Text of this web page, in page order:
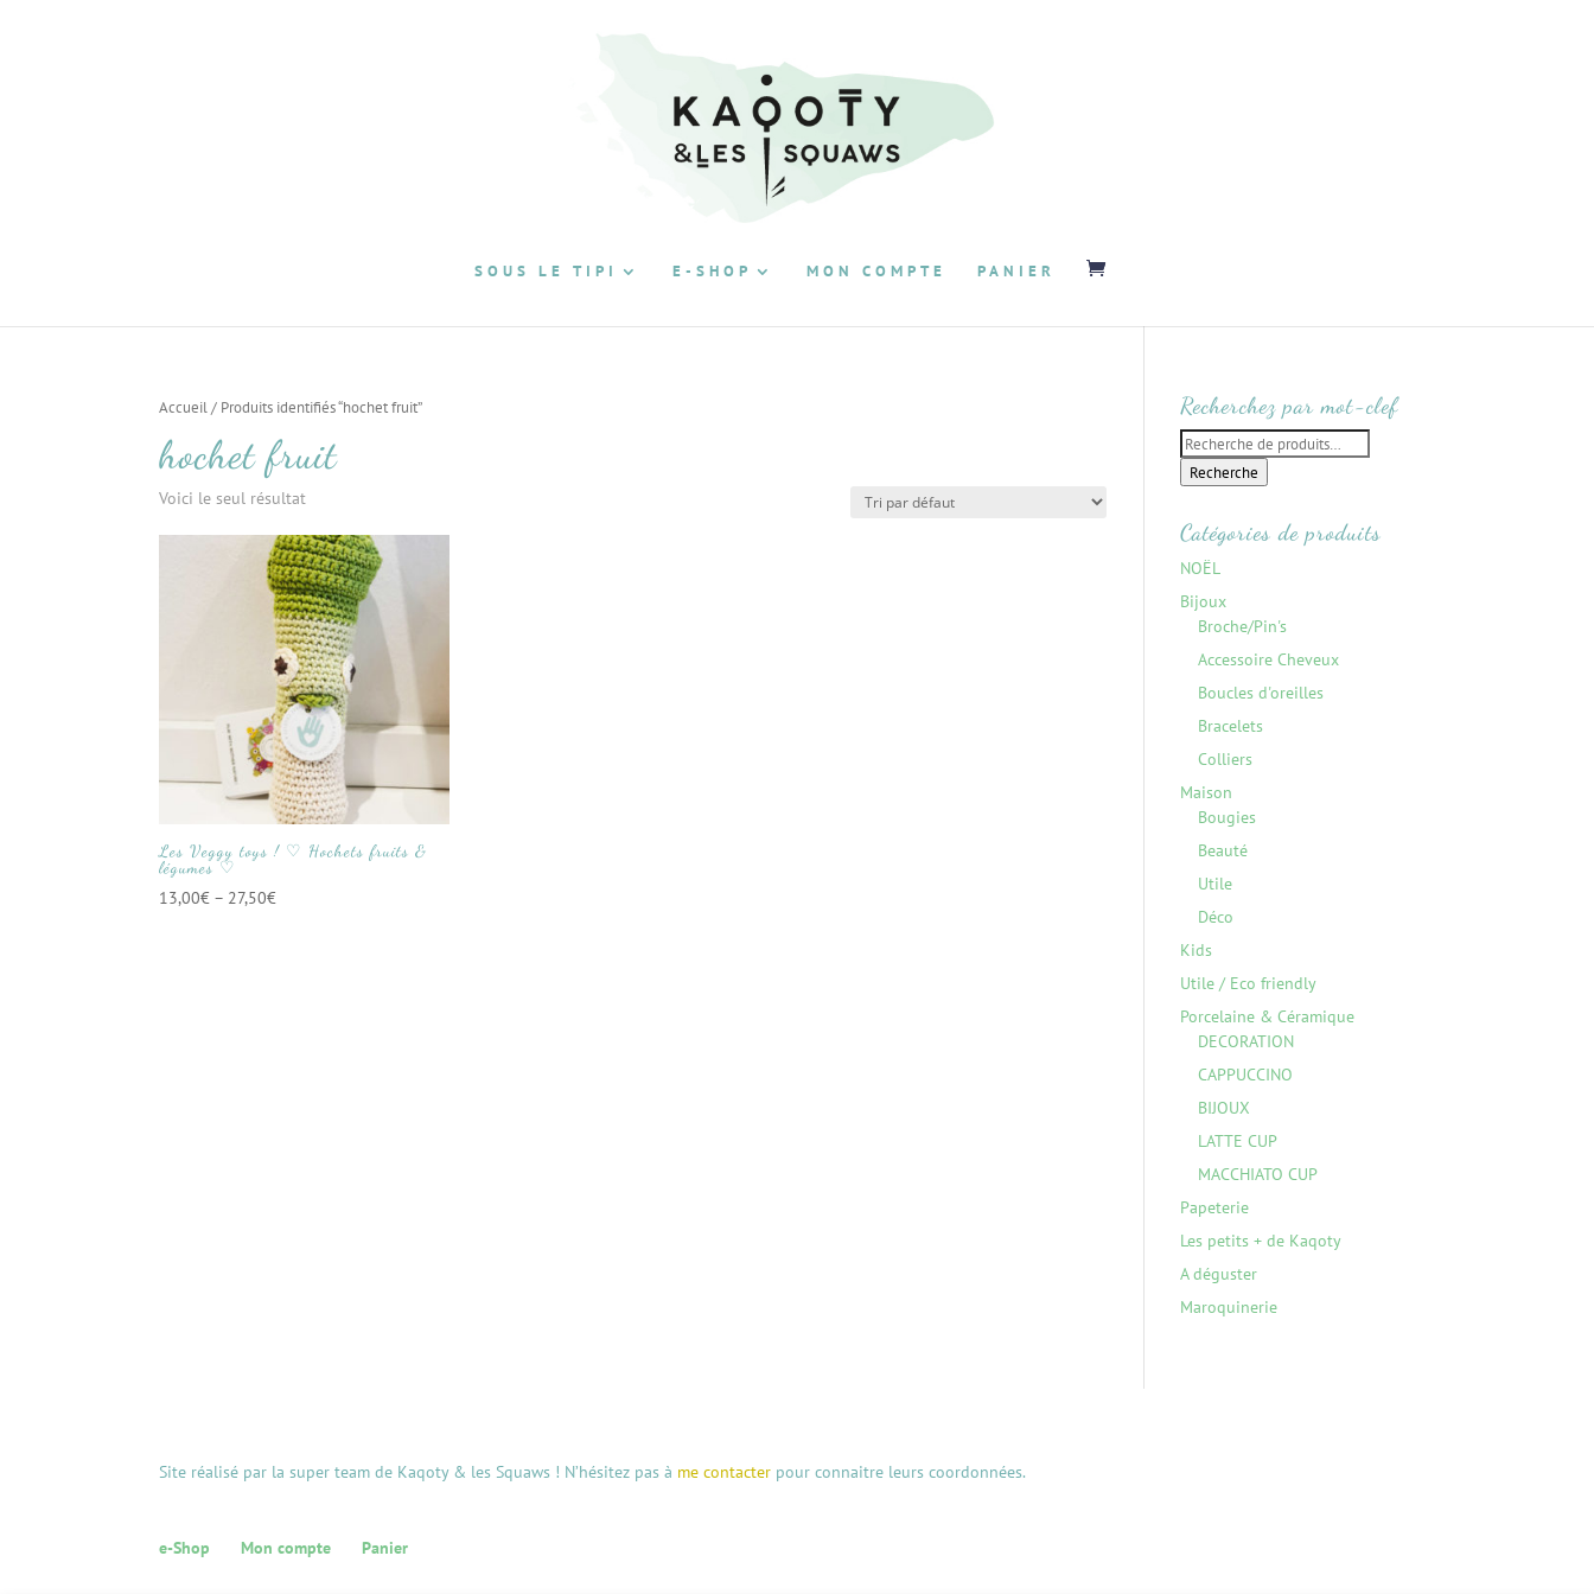
SOUS LE TIPI E-SHOP MON COMPTE PANIER
Accueil/ Produits identifiés “hochet fruit”
hochet fruit
Voici le seul résultat
Les Veggy toys ! ♡ Hochets fruits &
légumes ♡
13,00€ – 27,50€
Recherchez par mot-clef
Recherche
pour :
Recherche
Catégories de produits
NOËL
Bijoux
Broche/Pin's
Accessoire Cheveux
Boucles d'oreilles
Bracelets
Colliers
Maison
Bougies
Beauté
Utile
Déco
Kids
Utile / Eco friendly
Porcelaine & Céramique
DECORATION
CAPPUCCINO
BIJOUX
LATTE CUP
MACCHIATO CUP
Papeterie
Les petits + de Kaqoty
A déguster
Maroquinerie
Site réalisé par la super team de Kaqoty & les Squaws ! N’hésitez pas à me contacter pour connaitre leurs coordonnées.
e-Shop Mon compte Panier